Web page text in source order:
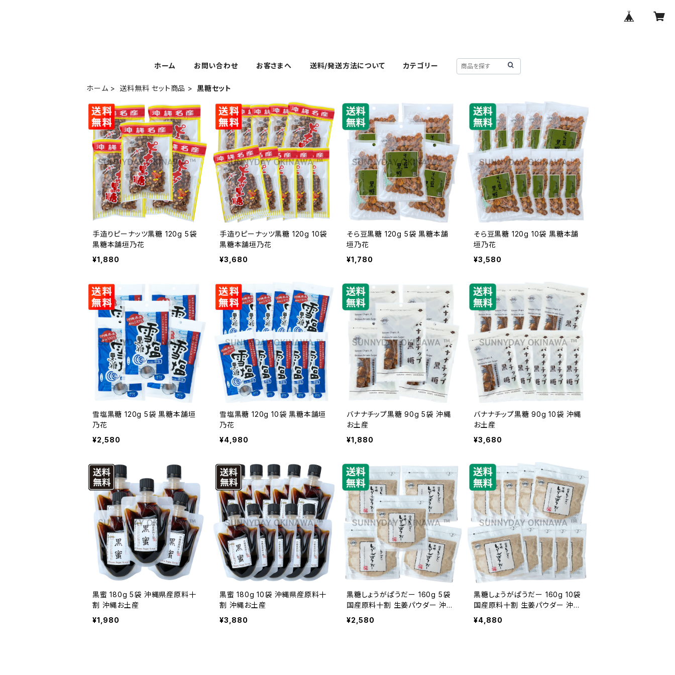
ホーム お問い合わせ お客さまへ 送料/発送方法について カテゴリー
ホーム 送料無料 セット商品 黒糖セット
手造りピーナッツ黒糖 120g 5袋
黒糖本舗垣乃花
¥1,880
手造りピーナッツ黒糖 120g 10袋
黒糖本舗垣乃花
¥3,680
そら豆黒糖 120g 5袋 黒糖本舗
垣乃花
¥1,780
そら豆黒糖 120g 10袋 黒糖本舗
垣乃花
¥3,580
雪塩黒糖 120g 5袋 黒糖本舗垣
乃花
¥2,580
雪塩黒糖 120g 10袋 黒糖本舗垣
乃花
¥4,980
バナナチップ黒糖 90g 5袋 沖縄
お土産
¥1,880
バナナチップ黒糖 90g 10袋 沖縄
お土産
¥3,680
黒蜜 180g 5袋 沖縄県産原料十
割 沖縄お土産
¥1,980
黒蜜 180g 10袋 沖縄県産原料十
割 沖縄お土産
¥3,880
黒糖しょうがぱうだー 160g 5袋
国産原料十割 生姜パウダー 沖縄
お土産
¥2,580
黒糖しょうがぱうだー 160g 10袋
国産原料十割 生姜パウダー 沖縄
お土産
¥4,880